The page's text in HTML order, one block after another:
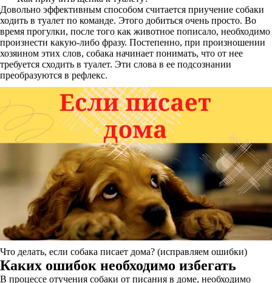
Довольно эффективным способом считается приучение собаки
ходить в туалет по команде. Этого добиться очень просто. Во
время прогулки, после того как животное пописало, необходимо
произнести какую-либо фразу. Постепенно, при произношении
хозяином этих слов, собака начинает понимать, что от нее
требуется сходить в туалет. Эти слова в ее подсознании
преобразуются в рефлекс.
Что делать, если собака писает дома? (исправляем ошибки)
Каких ошибок необходимо избегать
В процессе отучения собаки от писания в доме, необходимо